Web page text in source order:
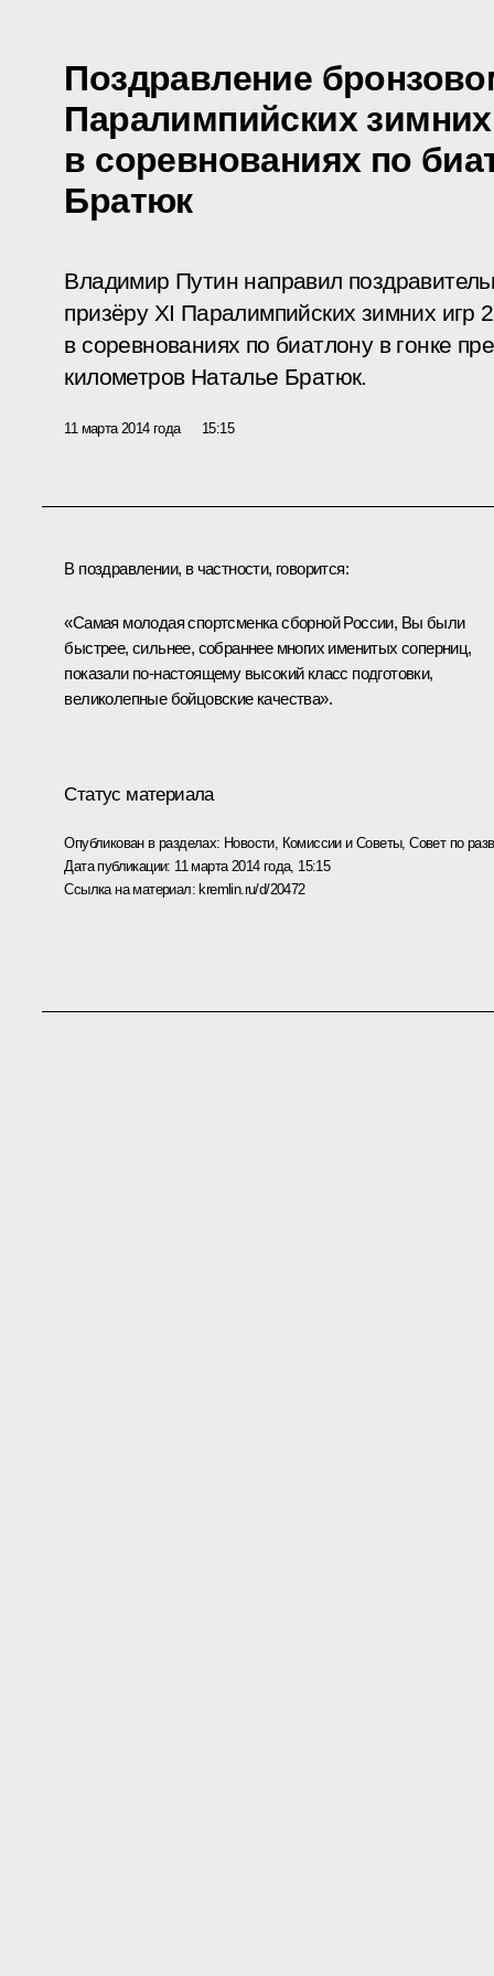
Поздравление
Паралимпийских
в соревнованиях по
Братюк
Владимир Путин направил
призёру XI Паралимпийских зимних игр
в соревнованиях по биатлону в гонке
километров Наталье Братюк.
11 марта 2014 года 15:15
В поздравлении, в частности, говорится:
«Самая молодая спортсменка сборной России, Вы были
быстрее, сильнее, собраннее многих именитых соперниц,
показали по‑настоящему высокий класс подготовки,
великолепные бойцовские качества».
Статус материала
Опубликован в разделах: Новости, Комиссии и Советы,Совет по
Дата публикации: 11 марта 2014 года, 15:15
Ссылка на материал: kremlin.ru/d/20472